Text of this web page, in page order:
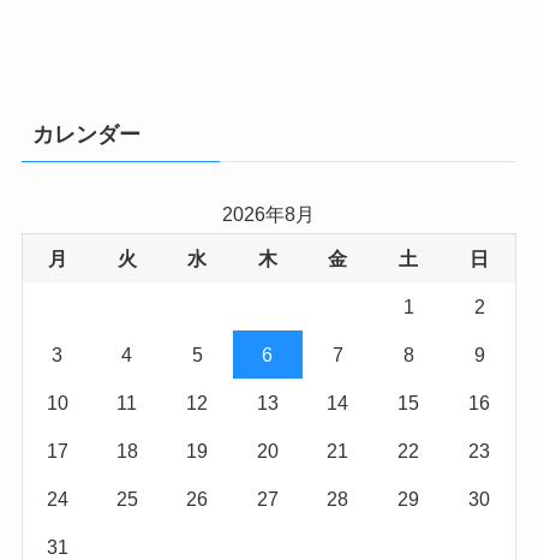
カレンダー
2026年8月
月 火 水 木 金 土 日
1 2
3 4 5 6 7 8 9
10 11 12 13 14 15 16
17 18 19 20 21 22 23
24 25 26 27 28 29 30
31